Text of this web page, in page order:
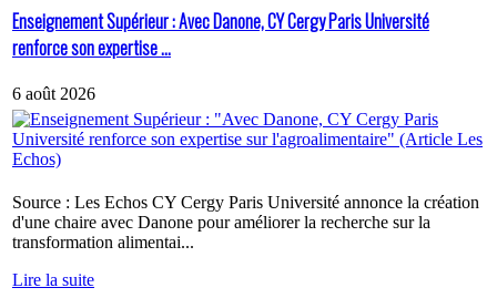
Enseignement Supérieur : Avec Danone, CY Cergy Paris Université
renforce son expertise ...
6 août 2026
Source : Les Echos CY Cergy Paris Université annonce la création
d'une chaire avec Danone pour améliorer la recherche sur la
transformation alimentai...
Lire la suite